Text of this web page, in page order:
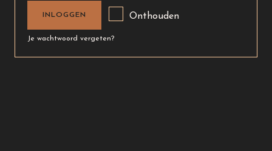
Onthouden
INLOGGEN
Je wachtwoord vergeten?